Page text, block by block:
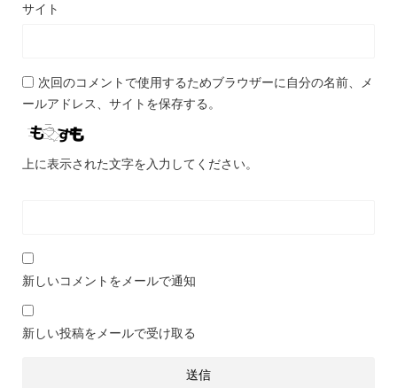
サイト
次回のコメントで使用するためブラウザーに自分の名前、メ
ールアドレス、サイトを保存する。
上に表示された文字を入力してください。
新しいコメントをメールで通知
新しい投稿をメールで受け取る